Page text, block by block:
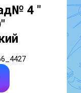
4 "